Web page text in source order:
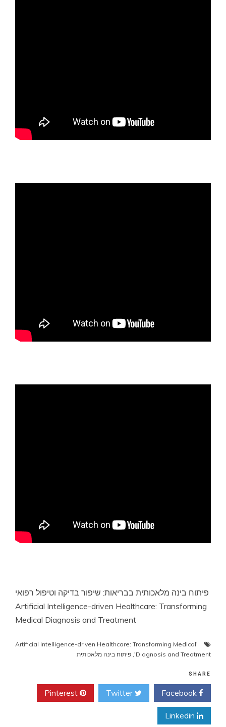
פיתוח בינה מלאכותית בבריאות: שיפור בדיקה וטיפול רפואי
Artificial Intelligence-driven Healthcare: Transforming
Medical Diagnosis and Treatment
'Artificial Intelligence-driven Healthcare: Transforming Medical
Diagnosis and Treatment'
, פיתוח בינה מלאכותית
SHARE
Twitter